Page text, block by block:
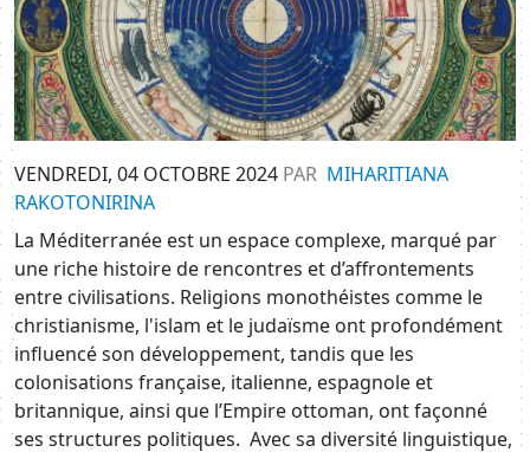
VENDREDI, 04 OCTOBRE 2024 PAR MIHARITIANA
RAKOTONIRINA
La Méditerranée est un espace complexe, marqué par
une riche histoire de rencontres et d’affrontements
entre civilisations. Religions monothéistes comme le
christianisme, l'islam et le judaïsme ont profondément
influencé son développement, tandis que les
colonisations française, italienne, espagnole et
britannique, ainsi que l’Empire ottoman, ont façonné
ses structures politiques. Avec sa diversité linguistique,